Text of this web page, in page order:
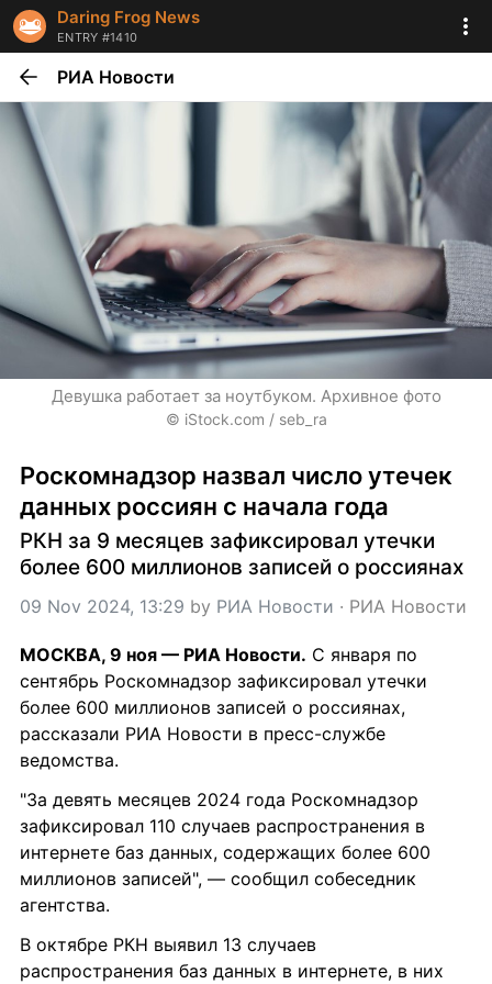
Daring Frog News
ENTRY #1410
РИА Новости
Девушка работает за ноутбуком. Архивное фото
© iStock.com / seb_ra
Роскомнадзор назвал число утечек
данных россиян с начала года
РКН за 9 месяцев зафиксировал утечки
более 600 миллионов записей о россиянах
09 Nov 2024, 13:29 by РИА Новости · РИА Новости
МОСКВА, 9 ноя — РИА Новости. С января по
сентябрь Роскомнадзор зафиксировал утечки
более 600 миллионов записей о россиянах,
рассказали РИА Новости в пресс-службе
ведомства.
"За девять месяцев 2024 года Роскомнадзор
зафиксировал 110 случаев распространения в
интернете баз данных, содержащих более 600
миллионов записей", — сообщил собеседник
агентства.
В октябре РКН выявил 13 случаев
распространения баз данных в интернете, в них